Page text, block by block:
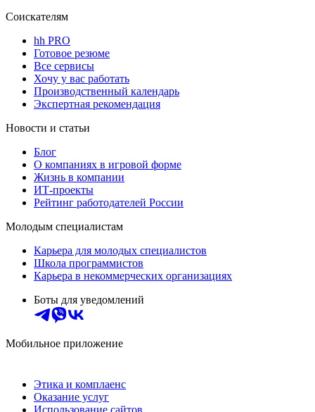
Соискателям
hh PRO
Готовое резюме
Все сервисы
Хочу у вас работать
Производственный календарь
Экспертная рекомендация
Новости и статьи
Блог
О компаниях в игровой форме
Жизнь в компании
ИТ-проекты
Рейтинг работодателей России
Молодым специалистам
Карьера для молодых специалистов
Школа программистов
Карьера в некоммерческих организациях
Боты для уведомлений
Мобильное приложение
Этика и комплаенс
Оказание услуг